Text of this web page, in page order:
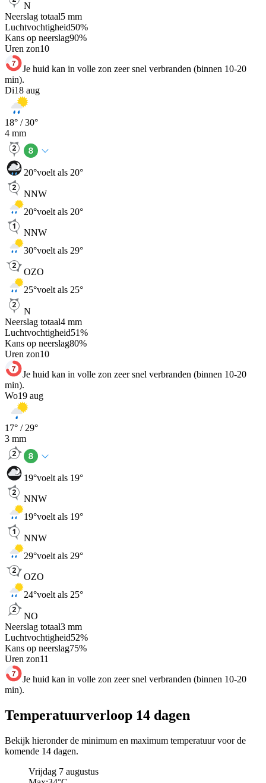
N
Neerslag totaal5 mm
Luchtvochtigheid50%
Kans op neerslag90%
Uren zon10
Je huid kan in volle zon zeer snel verbranden (binnen 10-20
min).
Di18 aug
18° /30°
4 mm
20°voelt als 20°
NNW
20°voelt als 20°
NNW
30°voelt als 29°
OZO
25°voelt als 25°
N
Neerslag totaal4 mm
Luchtvochtigheid51%
Kans op neerslag80%
Uren zon10
Je huid kan in volle zon zeer snel verbranden (binnen 10-20
min).
Wo19 aug
17° / 29°
3 mm
19°voelt als 19°
NNW
19°voelt als 19°
NNW
29°voelt als 29°
OZO
24°voelt als 25°
NO
Neerslag totaal3 mm
Luchtvochtigheid52%
Kans op neerslag75%
Uren zon11
Je huid kan in volle zon zeer snel verbranden (binnen 10-20
min).
Temperatuurverloop 14 dagen
Bekijk hieronder de minimum en maximum temperatuur voor de
komende 14 dagen.
Vrijdag 7 augustus